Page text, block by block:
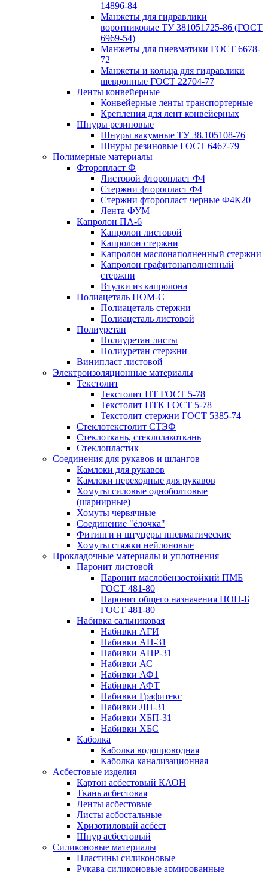
14896-84
Манжеты для гидравлики
воротниковые ТУ 381051725-86 (ГОСТ
6969-54)
Манжеты для пневматики ГОСТ 6678-
72
Манжеты и кольца для гидравлики
шевронные ГОСТ 22704-77
Ленты конвейерные
Конвейерные ленты транспортерные
Крепления для лент конвейерных
Шнуры резиновые
Шнуры вакумные ТУ 38.105108-76
Шнуры резиновые ГОСТ 6467-79
Полимерные материалы
Фторопласт Ф
Листовой фторопласт Ф4
Стержни фторопласт Ф4
Стержни фторопласт черные Ф4К20
Лента ФУМ
Капролон ПА-6
Капролон листовой
Капролон стержни
Капролон маслонаполненный стержни
Капролон графитонаполненный
стержни
Втулки из капролона
Полиацеталь ПОМ-С
Полиацеталь стержни
Полиацеталь листовой
Полиуретан
Полиуретан листы
Полиуретан стержни
Винипласт листовой
Электроизоляционные материалы
Текстолит
Текстолит ПТ ГОСТ 5-78
Текстолит ПТК ГОСТ 5-78
Текстолит стержни ГОСТ 5385-74
Стеклотекстолит СТЭФ
Стеклоткань, стеклолакоткань
Стеклопластик
Соединения для рукавов и шлангов
Камлоки для рукавов
Камлоки переходные для рукавов
Хомуты силовые одноболтовые
(шарнирные)
Хомуты червячные
Соединение "ёлочка"
Фитинги и штуцеры пневматические
Хомуты стяжки нейлоновые
Прокладочные материалы и уплотнения
Паронит листовой
Паронит маслобензостойкий ПМБ
ГОСТ 481-80
Паронит общего назначения ПОН-Б
ГОСТ 481-80
Набивка сальниковая
Набивки АГИ
Набивки АП-31
Набивки АПР-31
Набивки АС
Набивки АФ1
Набивки АФТ
Набивки Графитекс
Набивки ЛП-31
Набивки ХБП-31
Набивки ХБС
Каболка
Каболка водопроводная
Каболка канализационная
Асбестовые изделия
Картон асбестовый КАОН
Ткань асбестовая
Ленты асбестовые
Листы асбостальные
Хризотиловый асбеcт
Шнур асбестовый
Силиконовые материалы
Пластины силиконовые
Рукава силиконовые армированные